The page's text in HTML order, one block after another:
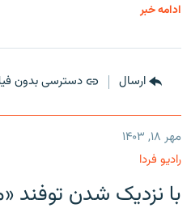
ادامه خبر
ارسال دسترسی بدون
مهر ۱۸, ۱۴۰۳
رادیو فردا
با نزدیک شدن توفند